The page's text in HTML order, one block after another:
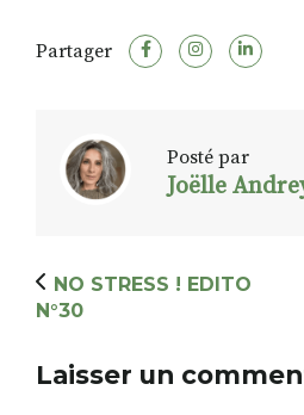
Partager
Posté par
Joëlle
NO STRESS ! EDITO
N°30
Laisser un